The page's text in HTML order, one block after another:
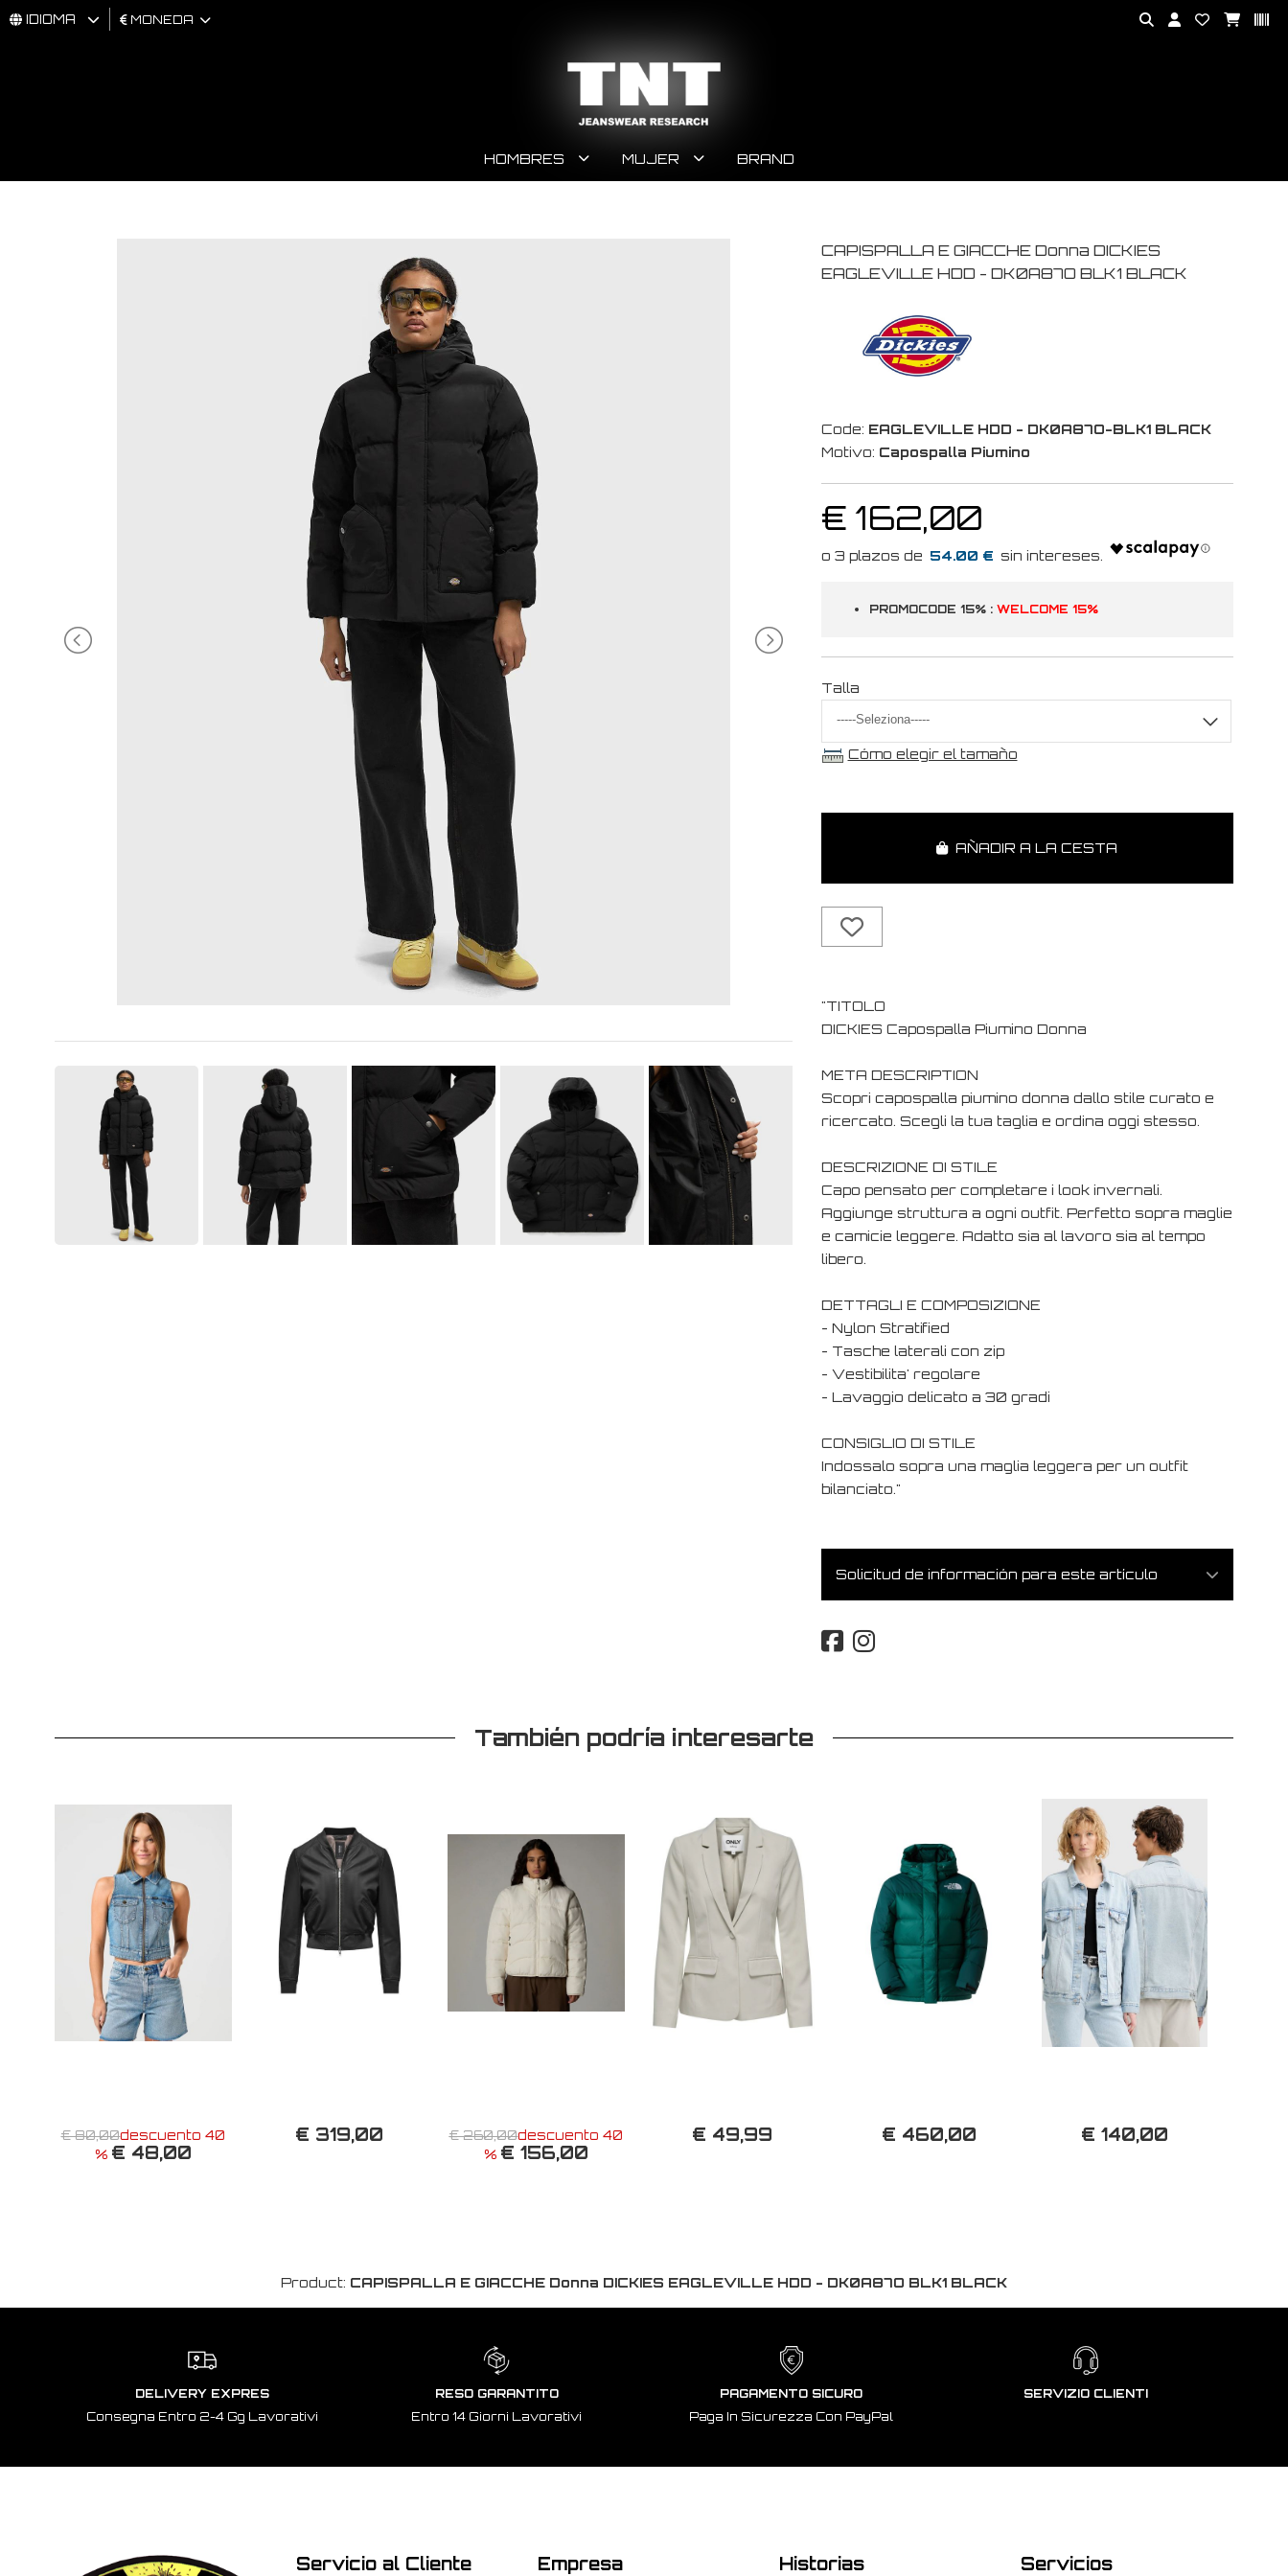
IDIOMA MONEDA
HOMBRES MUJER BRAND
CAPISPALLA E GIACCHE Donna DICKIES
EAGLEVILLE HDD - DK0A87O BLK1 BLACK
Code: EAGLEVILLE HDD - DK0A87O-BLK1 BLACK
Motivo: Capospalla Piumino
€ 162,00
54.00 €
PROMOCODE 15% : WELCOME 15%
Talla
Cómo elegir el tamaño
AÑADIR A LA CESTA
"TITOLO
DICKIES Capospalla Piumino Donna
META DESCRIPTION
Scopri capospalla piumino donna dallo stile curato e
ricercato. Scegli la tua taglia e ordina oggi stesso.
DESCRIZIONE DI STILE
Capo pensato per completare i look invernali.
Aggiunge struttura a ogni outfit. Perfetto sopra maglie
e camicie leggere. Adatto sia al lavoro sia al tempo
libero.
DETTAGLI E COMPOSIZIONE
- Nylon Stratified
- Tasche laterali con zip
- Vestibilita' regolare
- Lavaggio delicato a 30 gradi
CONSIGLIO DI STILE
Indossalo sopra una maglia leggera per un outfit
bilanciato."
Solicitud de información para este artículo
También podría interesarte
€ 80,00descuento 40
% € 48,00
€ 319,00 € 260,00descuento 40
% € 156,00
€ 49,99 € 460,00 € 140,00
Product: CAPISPALLA E GIACCHE Donna DICKIES EAGLEVILLE HDD - DK0A87O BLK1 BLACK
DELIVERY EXPRES
Consegna Entro 2-4 Gg Lavorativi
RESO GARANTITO
Entro 14 Giorni Lavorativi
PAGAMENTO SICURO
Paga In Sicurezza Con PayPal
SERVIZIO CLIENTI
Servicio al Cliente Empresa Historias Servicios